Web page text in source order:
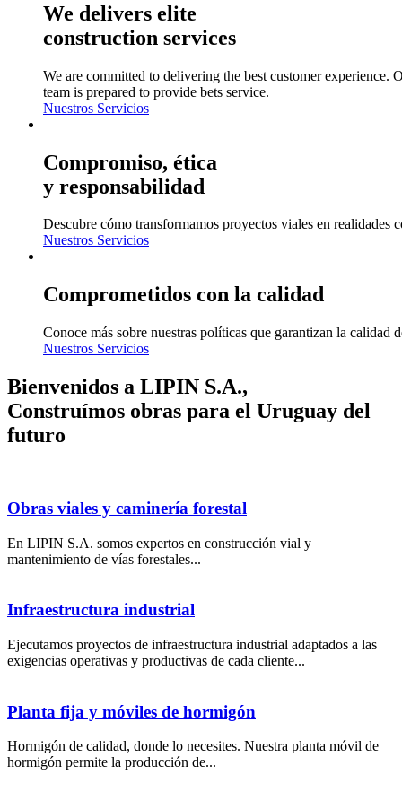
We delivers elite
construction services
We are committed to delivering the best customer experience.
team is prepared to provide bets service.
Nuestros Servicios
Compromiso, ética
y responsabilidad
Descubre cómo transformamos proyectos viales en realidades
Nuestros Servicios
Comprometidos con la calidad
Conoce más sobre nuestras políticas que garantizan la calidad
Nuestros Servicios
Bienvenidos a LIPIN S.A.,
Construímos obras para el Uruguay del
futuro
Obras viales y caminería forestal
En LIPIN S.A. somos expertos en construcción vial y
mantenimiento de vías forestales...
Infraestructura industrial
Ejecutamos proyectos de infraestructura industrial adaptados a las
exigencias operativas y productivas de cada cliente...
Planta fija y móviles de hormigón
Hormigón de calidad, donde lo necesites. Nuestra planta móvil de
hormigón permite la producción de...